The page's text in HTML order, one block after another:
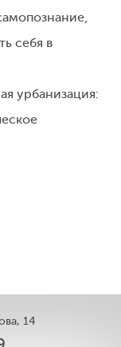
себя в
урбанизация:
14